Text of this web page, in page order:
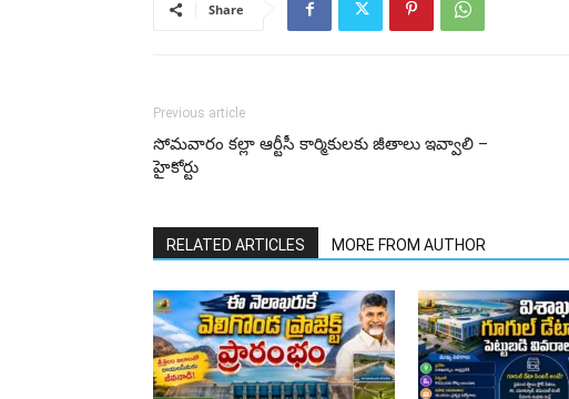
Share
Previous article
సోమవారం కల్లా ఆర్టీసీ కార్మికులకు జీతాలు ఇవ్వాలి –
హైకోర్టు
RELATED ARTICLES MORE FROM AUTHOR